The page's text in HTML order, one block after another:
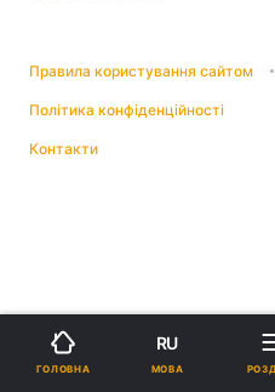
Правила користування сайтом
Політика конфіденційності
Контакти
ГОЛОВНА
RU
МОВА